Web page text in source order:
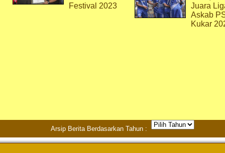
Festival 2023
Juara
Askab
Kukar
Arsip Berita Berdasarkan Tahun :